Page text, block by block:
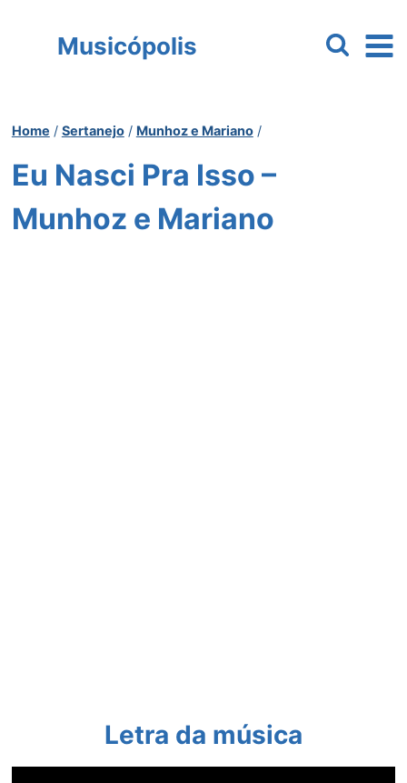
Musicópolis
Home / Sertanejo / Munhoz e Mariano /
Eu Nasci Pra Isso –
Munhoz e Mariano
Letra da música